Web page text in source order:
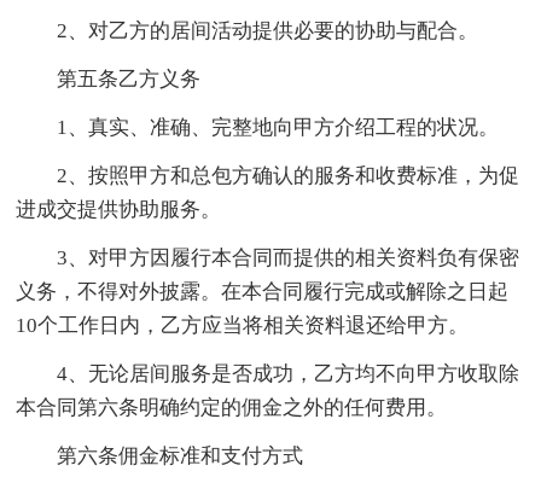
2、对乙方的居间活动提供必要的协助与配合。
第五条乙方义务
1、真实、准确、完整地向甲方介绍工程的状况。
2、按照甲方和总包方确认的服务和收费标准，为促
进成交提供协助服务。
3、对甲方因履行本合同而提供的相关资料负有保密
义务，不得对外披露。在本合同履行完成或解除之日起
10个工作日内，乙方应当将相关资料退还给甲方。
4、无论居间服务是否成功，乙方均不向甲方收取除
本合同第六条明确约定的佣金之外的任何费用。
第六条佣金标准和支付方式